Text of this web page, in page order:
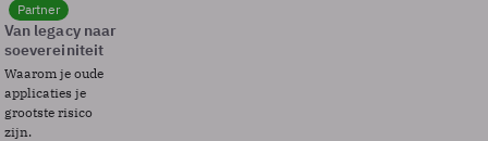
Partner
Van legacy naar
soevereiniteit
Waarom je oude
applicaties je
grootste risico
zijn.